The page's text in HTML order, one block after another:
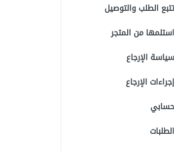
تتبع الطلب والتوصيل
استلمها من المتجر
سياسة الإرجاع
إجراءات الإرجاع
حسابي
الطلبات